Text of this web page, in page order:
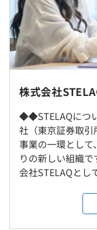
◆◆プロジェクト
【組込みソフトウェ
＜自動車関連＞
・ADAS（先進運転
・自動運転技術の先
【システム開発エ
リ系）】
＜システム開発案
・販売管理、生産
・保険業向けシス
・金融系システム
＜勤務地補足＞
勤務地については
主に東京都、神奈
勤務エリアのご希
くださいませ。
就業場所の変更範囲
＜雇入時＞
会社の定める場所
（※ 想定年収は年収提
一部フレックスタ
平均残業時間：平
完全週休2日制（土
GW休暇、年次有給
暇、特別休暇（記
株式会社
◆◆STELAQにつ
社（東京証券取
事業の一環とし
りの新しい組織
会社STELAQとし
ニアリング技術
を提供し、お客